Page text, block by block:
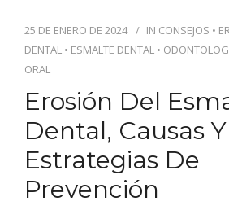
25 DE ENERO DE 2024 IN CONSEJOS •
DENTAL • ESMALTE DENTAL •
ORAL
Erosión Del
Dental, Causas Y
Estrategias De
Prevención